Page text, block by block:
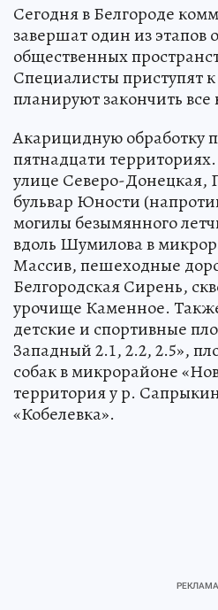
Сегодня в Белгороде
завершат один из этапов
общественных
Специалисты приступят к
планируют закончить все
Акарицидную обработку
пятнадцати
улице Северо-Донецкая,
бульвар Юности
могилы безымянного
вдоль Шумилова в
Массив, пешеходные
Белгородская Сирень,
урочище Каменное.
детские и спортивные
Западный 2.1, 2.2, 2.5»,
собак в микрорайоне
территория у р.
«Кобелевка».